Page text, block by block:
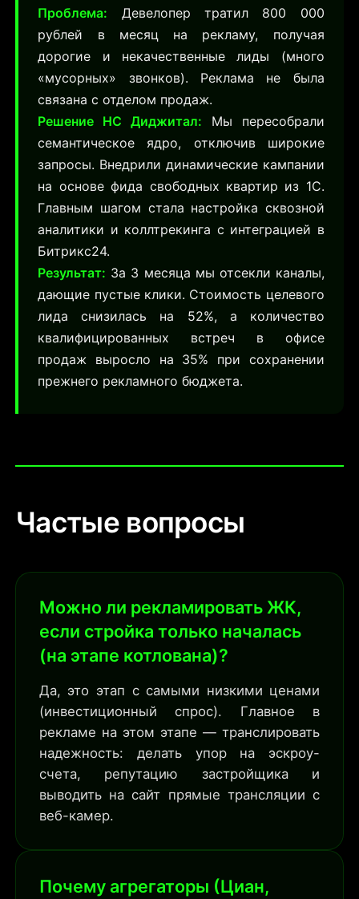
Проблема: Девелопер тратил 800 000
рублей в месяц на рекламу, получая
дорогие и некачественные лиды (много
«мусорных» звонков). Реклама не была
связана с отделом продаж.
Решение НС Диджитал: Мы пересобрали
семантическое ядро, отключив широкие
запросы. Внедрили динамические кампании
на основе фида свободных квартир из 1С.
Главным шагом стала настройка сквозной
аналитики и коллтрекинга с интеграцией в
Битрикс24.
Результат: За 3 месяца мы отсекли каналы,
дающие пустые клики. Стоимость целевого
лида снизилась на 52%, а количество
квалифицированных встреч в офисе
продаж выросло на 35% при сохранении
прежнего рекламного бюджета.
Частые вопросы
Можно ли рекламировать ЖК,
если стройка только началась
(на этапе котлована)?
Да, это этап с самыми низкими ценами
(инвестиционный спрос). Главное в
рекламе на этом этапе — транслировать
надежность: делать упор на эскроу-
счета, репутацию застройщика и
выводить на сайт прямые трансляции с
веб-камер.
Почему агрегаторы (Циан,